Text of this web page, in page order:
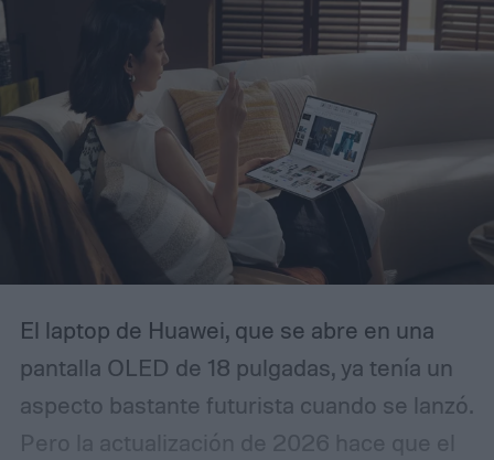
El laptop de Huawei, que se abre en una
pantalla OLED de 18 pulgadas, ya tenía un
aspecto bastante futurista cuando se lanzó.
Pero la actualización de 2026 hace que el